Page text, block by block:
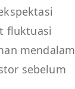
fluktuasi
mendalam
sebelum